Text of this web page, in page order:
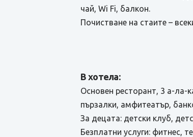
чай, Wi Fi, балкон.
Почистване на стаите –
В хотела:
Основен ресторант, 3 а-ла-
пързалки, амфитеатър,
За децата: детски клуб,
Безплатни услуги: фитнес,